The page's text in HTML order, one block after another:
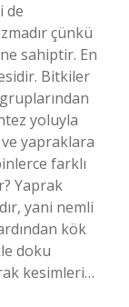
de
çünkü
sahiptir. En
Bitkiler
yoluyla
yapraklara
farklı
Yaprak
yani nemli
kök
doku
kesimleri…